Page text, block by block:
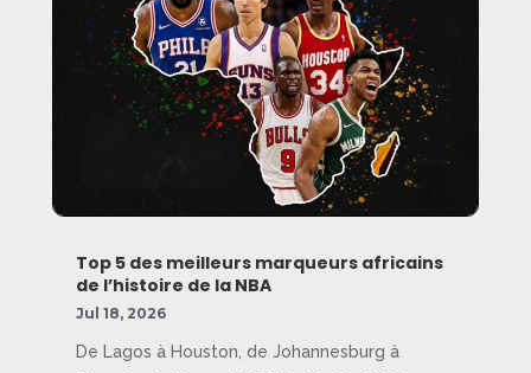
Top 5 des meilleurs marqueurs africains
de l’histoire de la NBA
Jul 18, 2026
De Lagos à Houston, de Johannesburg à